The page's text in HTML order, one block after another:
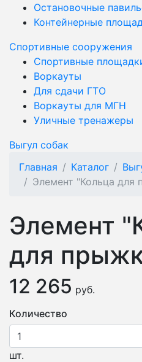
Остановочные
Контейнерные
Спортивные сооружения
Спортивные
Воркауты
Для сдачи ГТО
Воркауты для МГН
Уличные тренажеры
Выгул собак
Главная
Каталог
Элемент "Кольца для
Элемент
для
12 265 руб.
Количество
шт.